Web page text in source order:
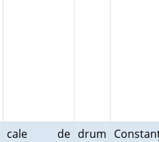
cale de drum